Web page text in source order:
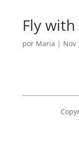
Fly
por Maria | Nov